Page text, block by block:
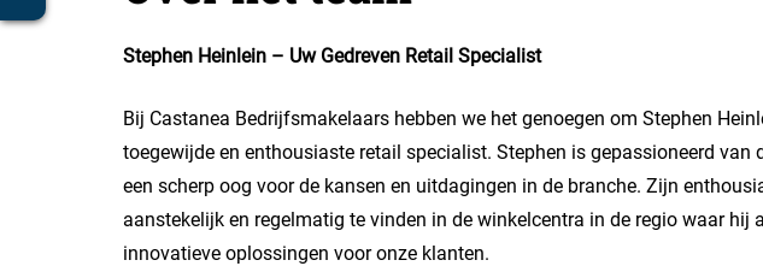
Stephen Heinlein – Uw Gedreven Retail Specialist
Bij Castanea Bedrijfsmakelaars hebben we het genoegen om Stephen
toegewijde en enthousiaste retail specialist. Stephen is gepassioneerd van
een scherp oog voor de kansen en uitdagingen in de branche. Zijn
aanstekelijk en regelmatig te vinden in de winkelcentra in de regio waar hij
innovatieve oplossingen voor onze klanten.